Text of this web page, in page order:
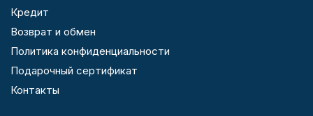
Кредит
Возврат и обмен
Политика конфиденциальности
Подарочный сертификат
Контакты